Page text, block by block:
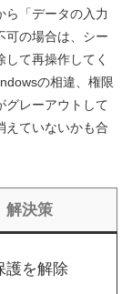
ら「データの入力
可の場合は、シー
て再操作してく
の相違、権限
グレーアウトして
えていないかも合
解決策
護を解除